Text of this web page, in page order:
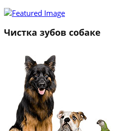
Чистка зубов собаке